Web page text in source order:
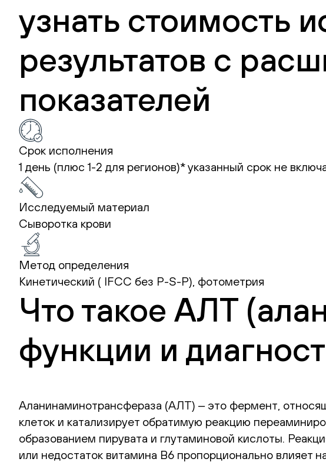
узнать стоимость
результатов с
показателей
Срок исполнения
1 день (плюс 1-2 для регионов)*указанный срок не
Исследуемый материал
Сыворотка крови
Метод определения
Кинетический ( IFCC без P-S-P), фотометрия
Что такое АЛТ
функции и
Аланинаминотрансфераза (АЛТ) ‒ это фермент,
клеток и катализирует обратимую реакцию
образованием пирувата и глутаминовой кислоты.
или недостаток витамина В6 пропорционально влияет